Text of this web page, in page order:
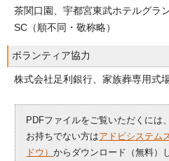
茶関口園、宇都宮東武ホテルグラ
SC（順不同・敬称略）
ボランティア協力
株式会社足利銀行、家族葬専用式
PDFファイルをご覧いただくには
お持ちでない方はアドビシステム
ドウ）からダウンロード（無料）